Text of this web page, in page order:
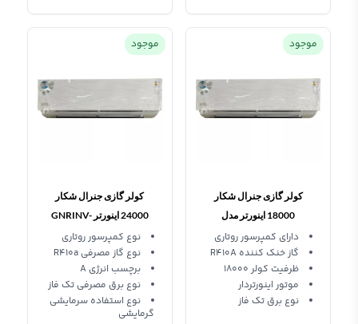
موجود
کولر گازی جنرال شکار
18000 اینورتر مدل
GNRINV-18-1
دارای کمپرسور روتاری
گاز خنک کننده R410A
ظرفیت کولر 18000
موتور اینورتردار
نوع برق تک فاز
موجود
کولر گازی جنرال شکار
24000 اینورتر GNRINV-
24-I
نوع کمپرسور روتاری
نوع گاز مصرفی R410a
برچسب انرژی A
نوع برق مصرفی تک فاز
نوع استفاده سرمایشی
گرمایشی